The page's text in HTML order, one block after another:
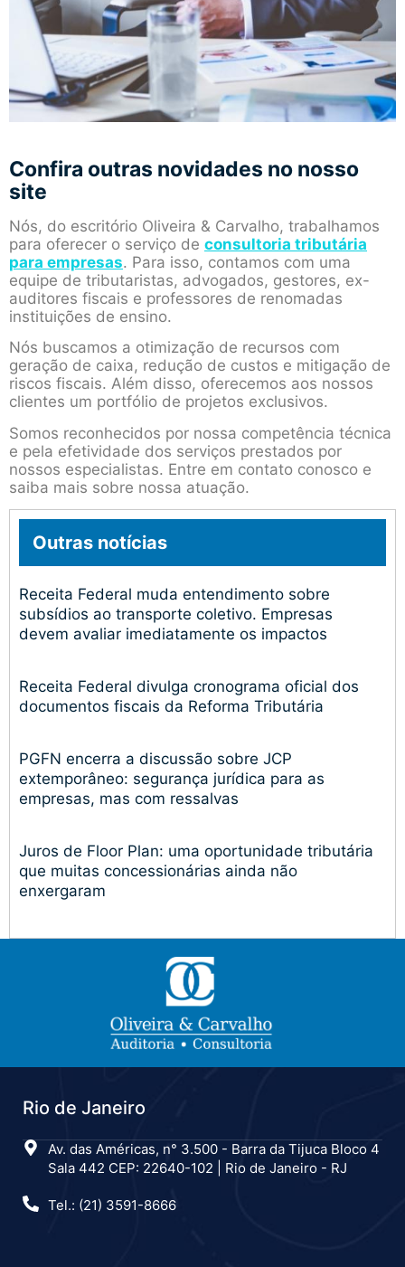
Confira outras novidades no nosso
site
Nós, do escritório Oliveira & Carvalho, trabalhamos
para oferecer o serviço de consultoria tributária
para empresas. Para isso, contamos com uma
equipe de tributaristas, advogados, gestores, ex-
auditores fiscais e professores de renomadas
instituições de ensino.
Nós buscamos a otimização de recursos com
geração de caixa, redução de custos e mitigação de
riscos fiscais. Além disso, oferecemos aos nossos
clientes um portfólio de projetos exclusivos.
Somos reconhecidos por nossa competência técnica
e pela efetividade dos serviços prestados por
nossos especialistas. Entre em contato conosco e
saiba mais sobre nossa atuação.
Outras notícias
Receita Federal muda entendimento sobre
subsídios ao transporte coletivo. Empresas
devem avaliar imediatamente os impactos
Receita Federal divulga cronograma oficial dos
documentos fiscais da Reforma Tributária
PGFN encerra a discussão sobre JCP
extemporâneo: segurança jurídica para as
empresas, mas com ressalvas
Juros de Floor Plan: uma oportunidade tributária
que muitas concessionárias ainda não
enxergaram
Rio de Janeiro
Av. das Américas, n° 3.500 - Barra da Tijuca Bloco 4
Sala 442 CEP: 22640-102 | Rio de Janeiro - RJ
Tel.: (21) 3591-8666